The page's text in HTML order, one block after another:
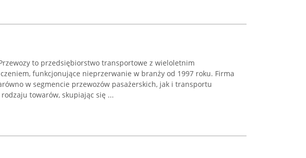
to przedsiębiorstwo transportowe z wieloletnim
funkcjonujące nieprzerwanie w branży od 1997 roku. Firma
w segmencie przewozów pasażerskich, jak i transportu
towarów, skupiając się ...